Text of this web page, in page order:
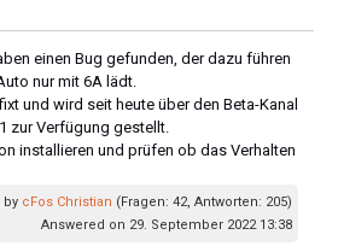
einen Bug gefunden, der dazu führen
nur mit 6A lädt.
und wird seit heute über den Beta-Kanal
zur Verfügung gestellt.
installieren und prüfen ob das Verhalten
by cFos Christian (Fragen: 42, Antworten: 205)
Answered on 29. September 2022 13:38